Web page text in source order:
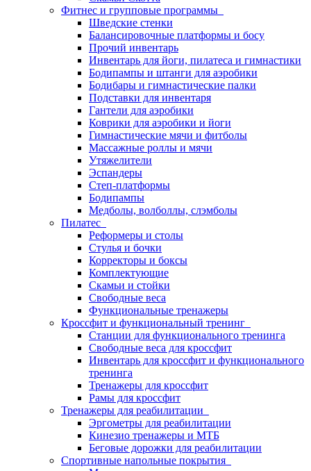
Фитнес и групповые программы
Шведские стенки
Балансировочные платформы и босу
Прочий инвентарь
Инвентарь для йоги, пилатеса и гимнастики
Бодипампы и штанги для аэробики
Бодибары и гимнастические палки
Подставки для инвентаря
Гантели для аэробики
Коврики для аэробики и йоги
Гимнастические мячи и фитболы
Массажные роллы и мячи
Утяжелители
Эспандеры
Степ-платформы
Бодипампы
Медболы, волболлы, слэмболы
Пилатес
Реформеры и столы
Стулья и бочки
Корректоры и боксы
Комплектующие
Скамьи и стойки
Свободные веса
Функциональные тренажеры
Кроссфит и функциональный тренинг
Станции для функционального тренинга
Свободные веса для кроссфит
Инвентарь для кроссфит и функционального
тренинга
Тренажеры для кроссфит
Рамы для кроссфит
Тренажеры для реабилитации
Эргометры для реабилитации
Кинезио тренажеры и МТБ
Беговые дорожки для реабилитации
Спортивные напольные покрытия